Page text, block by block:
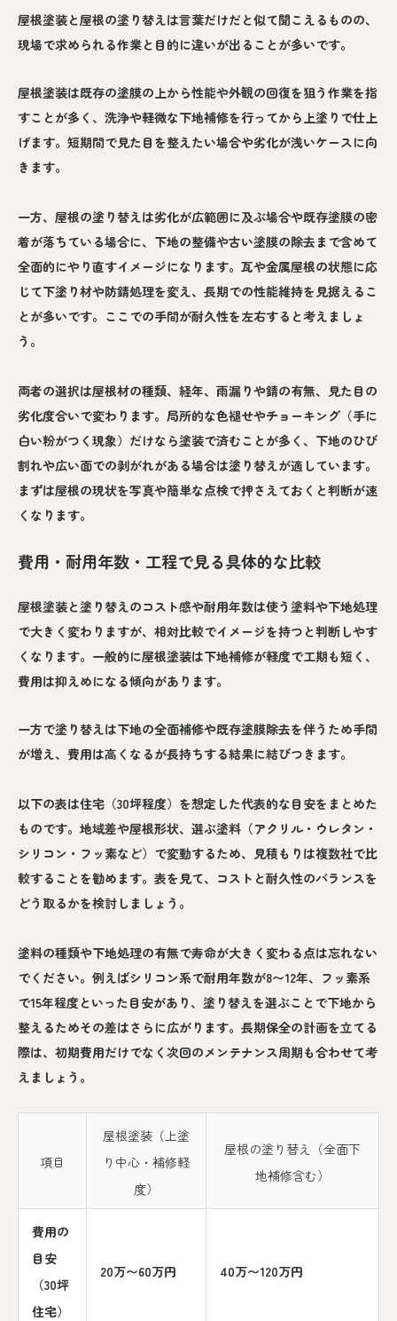
屋根塗装と屋根の塗り替えは言葉だけだと似て聞こえるものの、
現場で求められる作業と目的に違いが出ることが多いです。
屋根塗装は既存の塗膜の上から性能や外観の回復を狙う作業を指
すことが多く、洗浄や軽微な下地補修を行ってから上塗りで仕上
げます。短期間で見た目を整えたい場合や劣化が浅いケースに向
きます。
一方、屋根の塗り替えは劣化が広範囲に及ぶ場合や既存塗膜の密
着が落ちている場合に、下地の整備や古い塗膜の除去まで含めて
全面的にやり直すイメージになります。瓦や金属屋根の状態に応
じて下塗り材や防錆処理を変え、長期での性能維持を見据えるこ
とが多いです。ここでの手間が耐久性を左右すると考えましょ
う。
両者の選択は屋根材の種類、経年、雨漏りや錆の有無、見た目の
劣化度合いで変わります。局所的な色褪せやチョーキング（手に
白い粉がつく現象）だけなら塗装で済むことが多く、下地のひび
割れや広い面での剥がれがある場合は塗り替えが適しています。
まずは屋根の現状を写真や簡単な点検で押さえておくと判断が速
くなります。
費用・耐用年数・工程で見る具体的な比較
屋根塗装と塗り替えのコスト感や耐用年数は使う塗料や下地処理
で大きく変わりますが、相対比較でイメージを持つと判断しやす
くなります。一般的に屋根塗装は下地補修が軽度で工期も短く、
費用は抑えめになる傾向があります。
一方で塗り替えは下地の全面補修や既存塗膜除去を伴うため手間
が増え、費用は高くなるが長持ちする結果に結びつきます。
以下の表は住宅（30坪程度）を想定した代表的な目安をまとめた
ものです。地域差や屋根形状、選ぶ塗料（アクリル・ウレタン・
シリコン・フッ素など）で変動するため、見積もりは複数社で比
較することを勧めます。表を見て、コストと耐久性のバランスを
どう取るかを検討しましょう。
塗料の種類や下地処理の有無で寿命が大きく変わる点は忘れない
でください。例えばシリコン系で耐用年数が8〜12年、フッ素系
で15年程度といった目安があり、塗り替えを選ぶことで下地から
整えるためその差はさらに広がります。長期保全の計画を立てる
際は、初期費用だけでなく次回のメンテナンス周期も合わせて考
えましょう。
項目
屋根塗装（上塗
り中心・補修軽
度）
屋根の塗り替え（全面下
地補修含む）
費用の
目安
（30坪
住宅）
20万〜60万円 40万〜120万円